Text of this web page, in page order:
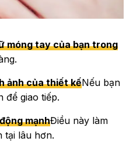
móng tay của bạn trong
ảnh của thiết kếNếu bạn
để giao tiếp.
mạnhĐiều này làm
tại lâu hơn.